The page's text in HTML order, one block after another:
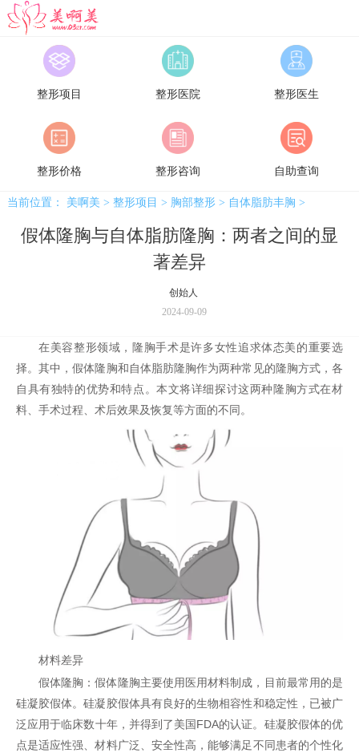
美啊美
整形项目 整形医院 整形医生
整形价格 整形咨询 自助查询
当前位置： 美啊美 > 整形项目 > 胸部整形> 自体脂肪丰胸 >
假体隆胸与自体脂肪隆胸：两者之间的显
著差异
创始人
2024-09-09
在美容整形领域，隆胸手术是许多女性追求体态美的重要选
择。其中，假体隆胸和自体脂肪隆胸作为两种常见的隆胸方式，各
自具有独特的优势和特点。本文将详细探讨这两种隆胸方式在材
料、手术过程、术后效果及恢复等方面的不同。
材料差异
假体隆胸：假体隆胸主要使用医用材料制成，目前最常用的是
硅凝胶假体。硅凝胶假体具有良好的生物相容性和稳定性，已被广
泛应用于临床数十年，并得到了美国FDA的认证。硅凝胶假体的优
点是适应性强、材料广泛、安全性高，能够满足不同患者的个性化